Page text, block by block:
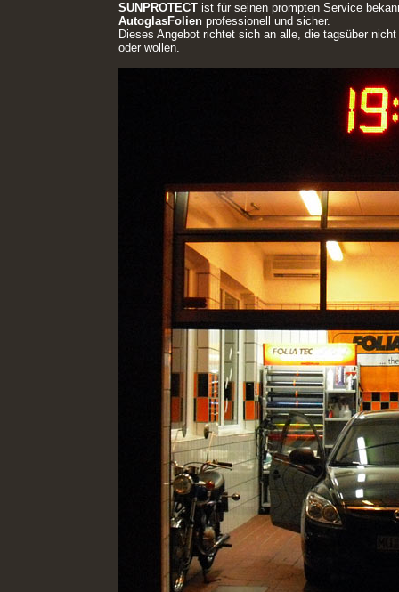
SUNPROTECTist für seinen prompten Service
AutoglasFolienprofessionell und sicher.
Dieses Angebot richtet sich an alle, die tagsüber
oder wollen.